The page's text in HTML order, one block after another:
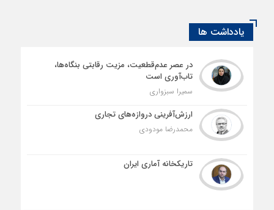
یادداشت ها
در عصر عدم‌قطعیت، مزیت رقابتی بنگاه‌ها،
تاب‌آوری است
سمیرا سبزواری
ارزش‌آفرینی دروازه‌های تجاری
محمدرضا مودودی
تاریکخانه آماری ایران